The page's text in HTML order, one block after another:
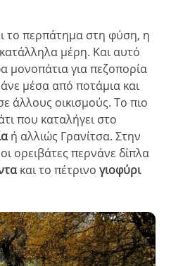
το περπάτημα στη φύση, η
μέρη. Και αυτό
μονοπάτια για πεζοπορία
μέσα από ποτάμια και
άλλους οικισμούς. Το πιο
που καταλήγει στο
ή αλλιώς Γρανίτσα. Στην
ορειβάτες περνάνε δίπλα
και το πέτρινογιοφύρι